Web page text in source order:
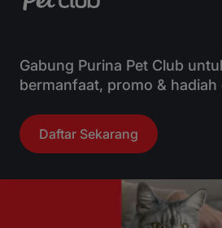
Gabung Purina Pet Club
bermanfaat, promo &
Daftar Sekarang